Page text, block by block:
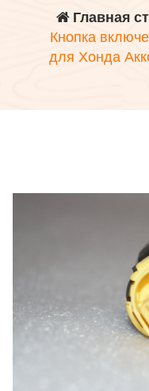
Главная
Кнопка
для Хонда